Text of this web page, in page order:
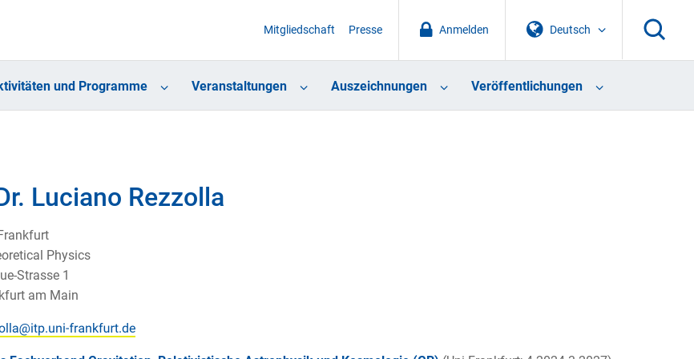
Deutsch
Anmelden
Mitgliedschaft Presse
und Programme Veranstaltungen Auszeichnungen Veröffentlichungen
Luciano Rezzolla
Physics
Strasse 1
am Main